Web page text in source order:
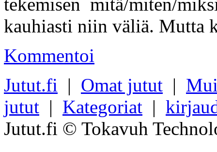
kauhiasti niin väliä. Mutta
Kommentoi
Jutut.fi | Omat jutut |
jutut | Kategoriat |
Jutut.fi © Tokavuh